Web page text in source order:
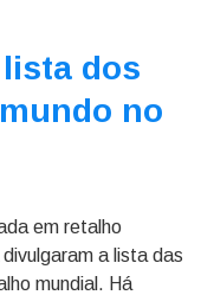
dos
no
em retalho
a lista das
mundial. Há